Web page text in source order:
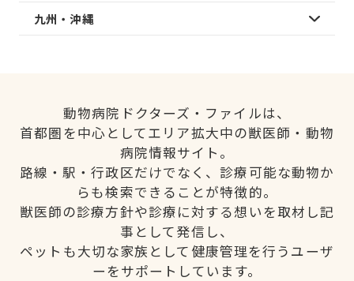
九州・沖縄
動物病院ドクターズ・ファイルは、
首都圏を中心としてエリア拡大中の獣医師・動物
病院情報サイト。
路線・駅・行政区だけでなく、診療可能な動物か
らも検索できることが特徴的。
獣医師の診療方針や診療に対する想いを取材し記
事として発信し、
ペットも大切な家族として健康管理を行うユーザ
ーをサポートしています。